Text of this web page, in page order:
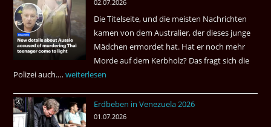
höchste
Kriminalität
aus?
02.07.2026
Die Titelseite, und die meisten Nachrichten
kamen von dem Australier, der dieses junge
Mädchen ermordet hat. Hat er noch mehr
Morde auf dem Kerbholz? Das fragt sich die
Polizei auch.…Ab
Juli
2026
weiterlesen
Erdbeben in Venezuela 2026
01.07.2026